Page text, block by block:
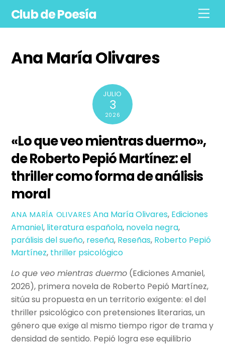
Club de Poesía
Ana María Olivares
JULIO
3
2026
«Lo que veo mientras duermo»,
de Roberto Pepió Martínez: el
thriller como forma de análisis
moral
ANA MARÍA OLIVARES Ana María Olivares, Ediciones
Amaniel, literatura española, novela negra,
parálisis del sueño, reseña, Reseñas, Roberto Pepió
Martínez, thriller psicológico
Lo que veo mientras duermo (Ediciones Amaniel,
2026), primera novela de Roberto Pepió Martínez,
sitúa su propuesta en un territorio exigente: el del
thriller psicológico con pretensiones literarias, un
género que exige al mismo tiempo rigor de trama y
densidad de sentido. Pepió logra ese equilibrio